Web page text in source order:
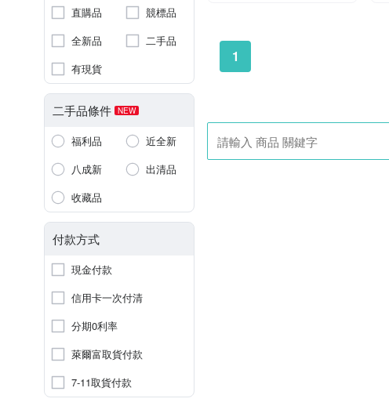
直購品
競標品
全新品
二手品
有現貨
二手品條件 NEW
福利品
近全新
八成新
出清品
收藏品
付款方式
現金付款
信用卡一次付清
分期0利率
萊爾富取貨付款
7-11取貨付款
1